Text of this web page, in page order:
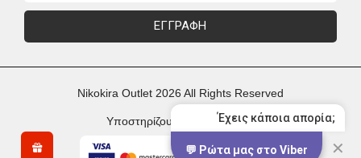
ΕΓΓΡΑΦΗ
Nikokira Outlet 2026 All Rights Reserved
Υποστηρίζουμε Πληρωμές μεΈχεις κάποια απορία;
💬 Ρώτα μας στο Viber ✕